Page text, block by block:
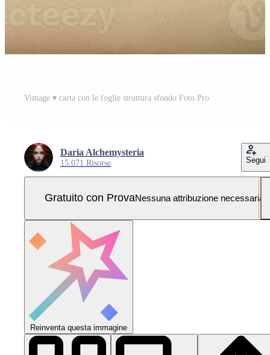
Vintage ▾ carta con le foglie struttura sfondo Foto Pro
Daria Alchemysteria
15.071 Risorse Segui
Gratuito con ProvaNessuna attribuzione necessaria
Reinventa questa immagine